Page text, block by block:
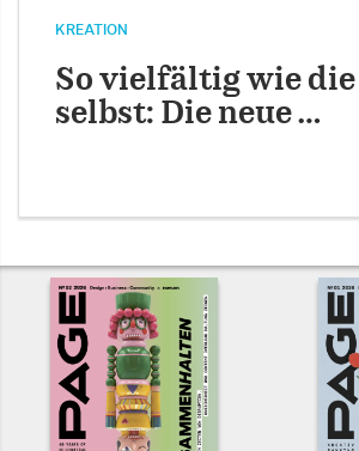
KREATION
So vielfältig wie
selbst: Die neue …